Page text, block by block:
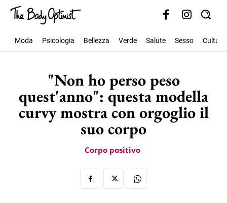
Moda Psicologia Bellezza Verde Salute Sesso Cultura
"Non ho perso peso
quest'anno": questa modella
curvy mostra con orgoglio il
suo corpo
Corpo positivo